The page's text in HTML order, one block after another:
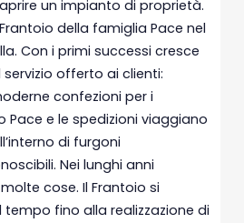
un impianto di proprietà.
della famiglia Pace nel
Con i primi successi cresce
offerto ai clienti:
confezioni per i
Pace e le spedizioni viaggiano
di furgoni
Nei lunghi anni
cose. Il Frantoio si
tempo fino alla realizzazione di